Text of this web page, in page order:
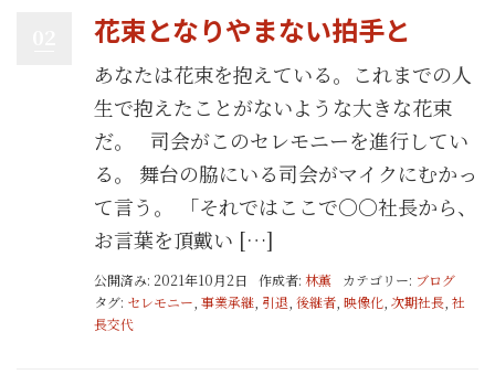
花束となりやまない拍手と
あなたは花束を抱えている。これまでの人
生で抱えたことがないような大きな花束
だ。 司会がこのセレモニーを進行してい
る。 舞台の脇にいる司会がマイクにむかっ
て言う。 「それではここで〇〇社長から、
お言葉を頂戴い […]
公開済み: 2021年10月2日 作成者: 林薫 カテゴリー: ブログ
タグ: セレモニー 事業承継 引退 後継者 映像化 次期社長 社
長交代